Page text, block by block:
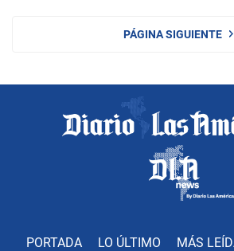
PÁGINA SIGUIENTE
PORTADA LO ÚLTIMO MÁS